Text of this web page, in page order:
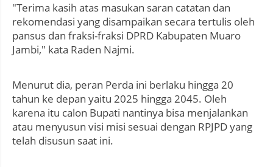
"Terima kasih atas masukan saran catatan dan
rekomendasi yang disampaikan secara tertulis oleh
pansus dan fraksi-fraksi DPRD Kabupaten Muaro
Jambi," kata Raden Najmi.
Menurut dia, peran Perda ini berlaku hingga 20
tahun ke depan yaitu 2025 hingga 2045. Oleh
karena itu calon Bupati nantinya bisa menjalankan
atau menyusun visi misi sesuai dengan RPJPD yang
telah disusun saat ini.